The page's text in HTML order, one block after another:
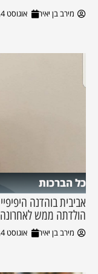
מירב בן יאיר אוגוסט 4, 2026
כל הברכות
אביבית בוהדנה
הולדתה ממש לאחרונה
מירב בן יאיר אוגוסט 4, 2026